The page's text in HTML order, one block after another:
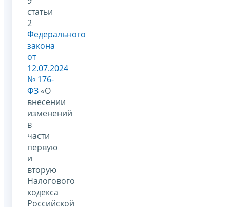
статьи
2
Федерального
закона
от
12.07.2024
№ 176-
ФЗ «О
внесении
изменений
в
части
первую
и
вторую
Налогового
кодекса
Российской